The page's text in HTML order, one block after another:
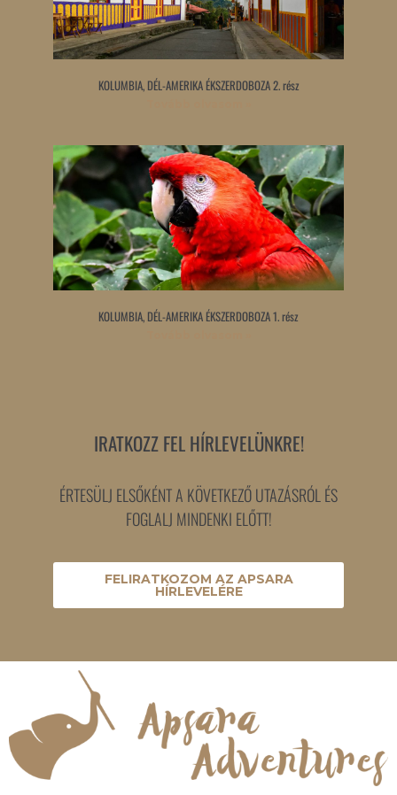
KOLUMBIA, DÉL-AMERIKA ÉKSZERDOBOZA 2. rész
KOLUMBIA, DÉL-AMERIKA ÉKSZERDOBOZA 1. rész
IRATKOZZ FEL HÍRLEVELÜNKRE!
ÉRTESÜLJ ELSŐKÉNT A KÖVETKEZŐ UTAZÁSRÓL ÉS
FOGLALJ MINDENKI ELŐTT!
FELIRATKOZOM AZ APSARA
HÍRLEVELÉRE